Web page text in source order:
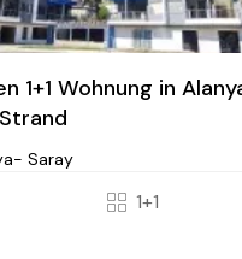
1+1 Wohnung in
Saray
1+1